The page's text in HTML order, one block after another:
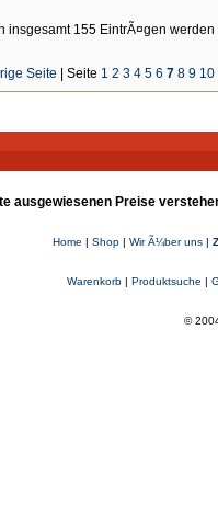
insgesamt 155 EintrÃ¤gen
Seite Seite 1 2 3 4 5 6 7 8 9 10
ausgewiesenen Preise
Home | Shop| Wir Ã¼ber uns|
Warenkorb| Produktsuche |
©